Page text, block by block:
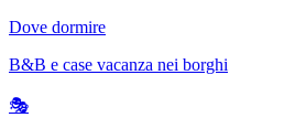
Dove dormire
B&B e case vacanza nei borghi
🎭